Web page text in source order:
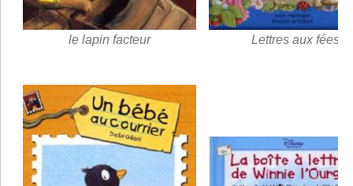
le lapin facteur Lettres aux fées